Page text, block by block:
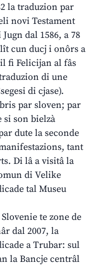
la traduzion par
novi Testament
dal 1586, a 78
cun ducj i onôrs a
fi Felicijan al fâs
di une
di cjase).
par sloven; par
si son bielzà
dute la seconde
tant
Di lâ a visitâ la
di Velike
tal Museu
te zone de
dal 2007, la
a Trubar: sul
la Bancje centrâl